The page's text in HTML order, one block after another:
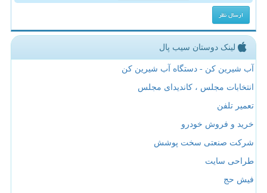
لینک دوستان سیب پال
آب شیرین کن - دستگاه آب شیرین کن
انتخابات مجلس ، کاندیدای مجلس
تعمیر تلفن
خرید و فروش خودرو
شرکت صنعتی سخت پوشش
طراحی سایت
فیش حج